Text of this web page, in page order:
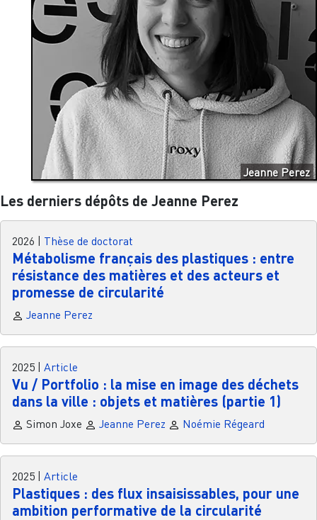
Jeanne Perez
Les derniers dépôts de Jeanne Perez
2026 Thèse de doctorat
Métabolisme français des plastiques : entre
résistance des matières et des acteurs et
promesse de circularité
Jeanne Perez
2025 Article
Vu / Portfolio : la mise en image des déchets
dans la ville : objets et matières (partie 1)
Simon Joxe Jeanne Perez Noémie Régeard
2025 Article
Plastiques : des flux insaisissables, pour une
ambition performative de la circularité